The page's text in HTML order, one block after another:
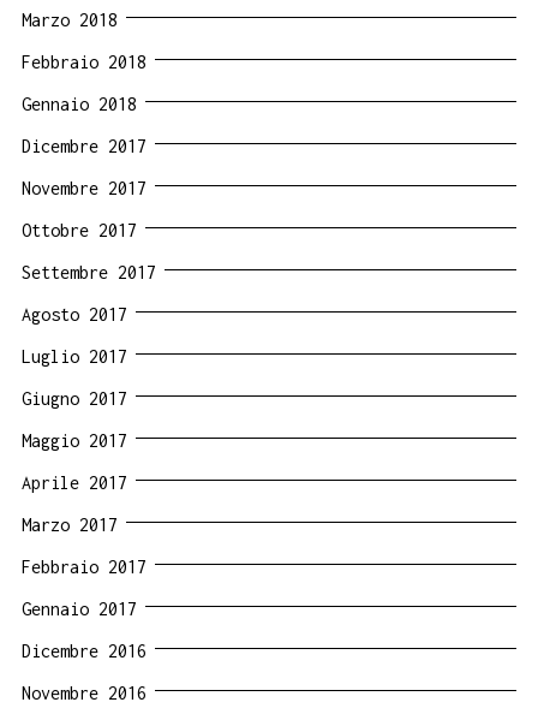
Marzo 2018
Febbraio 2018
Gennaio 2018
Dicembre 2017
Novembre 2017
Ottobre 2017
Settembre 2017
Agosto 2017
Luglio 2017
Giugno 2017
Maggio 2017
Aprile 2017
Marzo 2017
Febbraio 2017
Gennaio 2017
Dicembre 2016
Novembre 2016